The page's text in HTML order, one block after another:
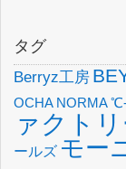
タグ
Berryz工房
OCHA NORMA
ァクト
ールズ モー